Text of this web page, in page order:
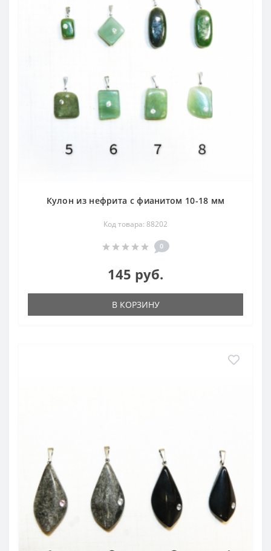
Кулон из нефрита с фианитом 10-18 мм
Код товара: 88202
0
145 руб.
В КОРЗИНУ